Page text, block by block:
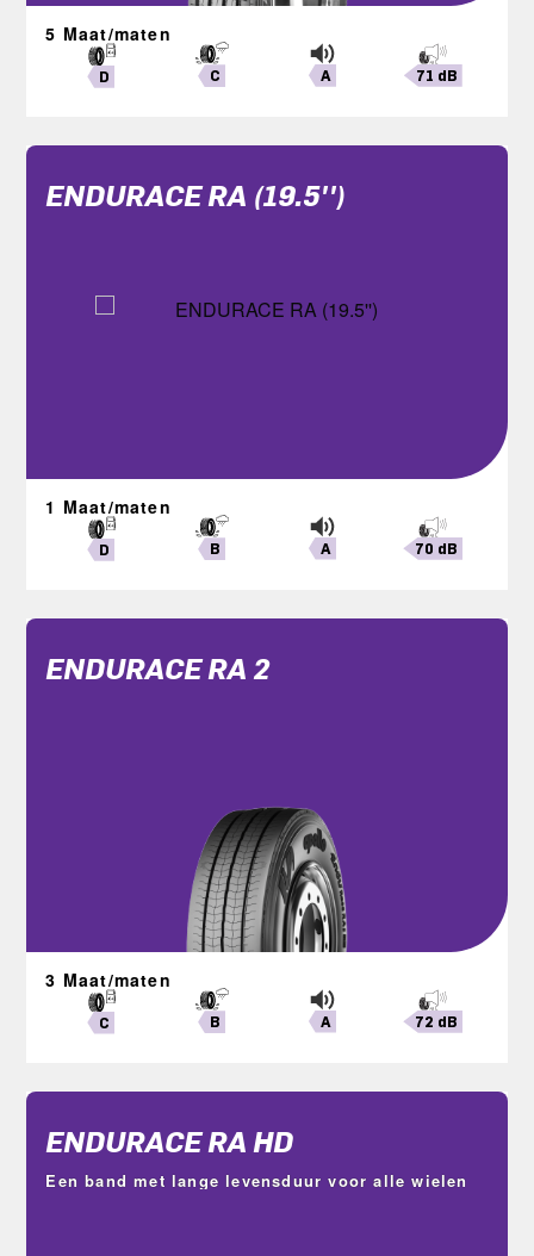
5 Maat/maten
D C A 71 dB
ENDURACE RA (19.5'')
1 Maat/maten
D B A 70 dB
ENDURACE RA 2
3 Maat/maten
C B A 72 dB
ENDURACE RA HD
Een band met lange levensduur voor alle wielen